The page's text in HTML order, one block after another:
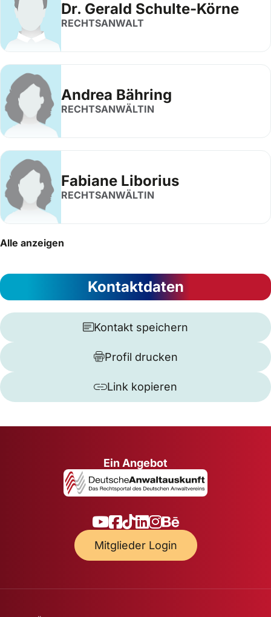
Dr. Gerald Schulte-Körne
RECHTSANWALT
Andrea Bähring
RECHTSANWÄLTIN
Fabiane Liborius
RECHTSANWÄLTIN
Alle anzeigen
Kontaktdaten
Kontakt speichern
Profil drucken
Link kopieren
Ein Angebot
Mitglieder Login